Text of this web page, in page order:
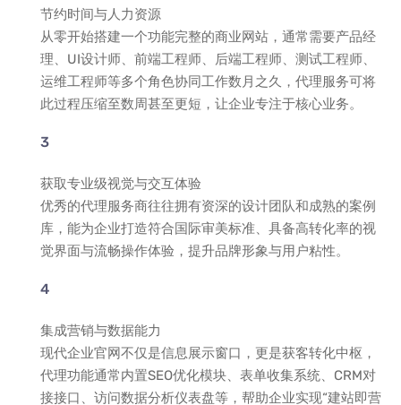
节约时间与人力资源
从零开始搭建一个功能完整的商业网站，通常需要产品经
理、UI设计师、前端工程师、后端工程师、测试工程师、
运维工程师等多个角色协同工作数月之久，代理服务可将
此过程压缩至数周甚至更短，让企业专注于核心业务。
获取专业级视觉与交互体验
优秀的代理服务商往往拥有资深的设计团队和成熟的案例
库，能为企业打造符合国际审美标准、具备高转化率的视
觉界面与流畅操作体验，提升品牌形象与用户粘性。
集成营销与数据能力
现代企业官网不仅是信息展示窗口，更是获客转化中枢，
代理功能通常内置SEO优化模块、表单收集系统、CRM对
接接口、访问数据分析仪表盘等，帮助企业实现“建站即营